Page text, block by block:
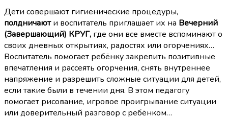
Дети совершают гигиенические процедуры,
полдничаюти воспитатель приглашает их на Вечерний
(Завершающий) КРУГ, где они все вместе вспоминают о
своих дневных открытиях, радостях или огорчениях…
Воспитатель помогает ребёнку закрепить позитивные
впечатления и рассеять огорчения, снять внутреннее
напряжение и разрешить сложные ситуации для детей,
если такие были в течении дня. В этом педагогу
помогает рисование, игровое проигрывание ситуации
или доверительный разговор с ребёнком…